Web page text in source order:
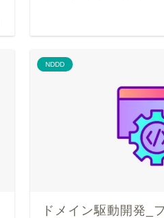
NDDD
ドメイン駆動開発_